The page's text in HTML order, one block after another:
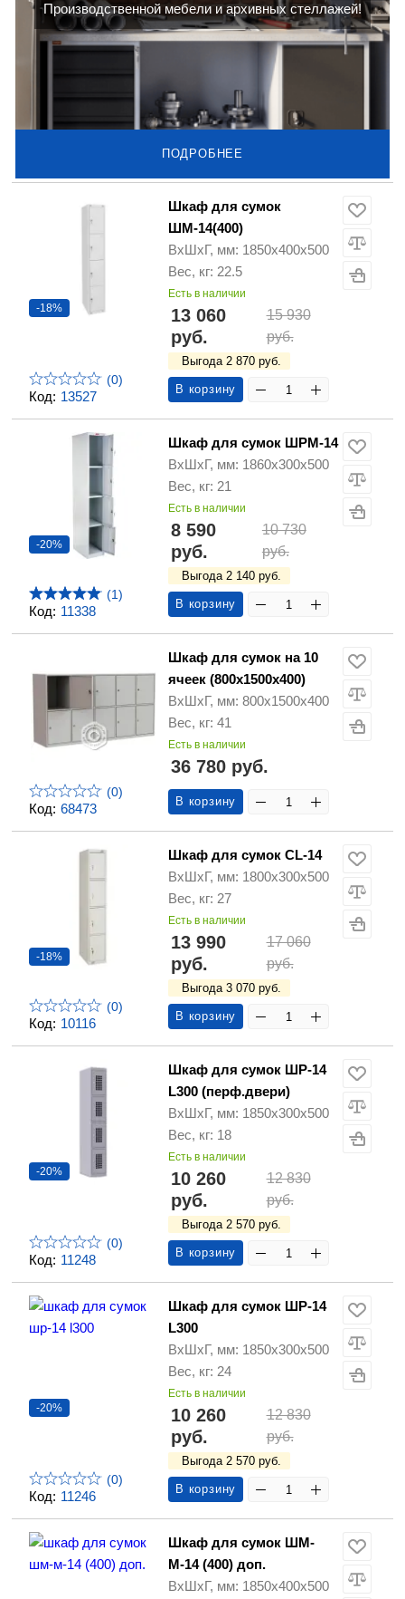
Производственной мебели и архивных стеллажей!
ПОДРОБНЕЕ
Код: 13527
-18%
(0)
Шкаф для сумок
ШМ-14(400)
ВхШхГ, мм: 1850х400х500
Вес, кг: 22.5
Есть в наличии
13 060
руб.
15 930
руб.
Выгода 2 870 руб.
В корзину
Код: 11338
-20%
(1)
Шкаф для сумок ШРМ-14
ВхШхГ, мм: 1860х300х500
Вес, кг: 21
Есть в наличии
8 590
руб.
10 730
руб.
Выгода 2 140 руб.
В корзину
Код: 68473
(0)
Шкаф для сумок на 10
ячеек (800х1500х400)
ВхШхГ, мм: 800х1500х400
Вес, кг: 41
Есть в наличии
36 780 руб.
В корзину
Код: 10116
-18%
(0)
Шкаф для сумок CL-14
ВхШхГ, мм: 1800х300х500
Вес, кг: 27
Есть в наличии
13 990
руб.
17 060
руб.
Выгода 3 070 руб.
В корзину
Код: 11248
-20%
(0)
Шкаф для сумок ШР-14
L300 (перф.двери)
ВхШхГ, мм: 1850х300х500
Вес, кг: 18
Есть в наличии
10 260
руб.
12 830
руб.
Выгода 2 570 руб.
В корзину
Код: 11246
-20%
(0)
Шкаф для сумок ШР-14
L300
ВхШхГ, мм: 1850х300х500
Вес, кг: 24
Есть в наличии
10 260
руб.
12 830
руб.
Выгода 2 570 руб.
В корзину
Шкаф для сумок ШМ-
М-14 (400) доп.
ВхШхГ, мм: 1850х400х500